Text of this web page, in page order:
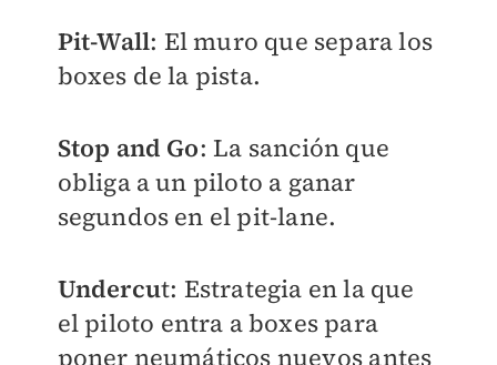
Pit-Wall: El muro que separa los
boxes de la pista.
Stop and Go: La sanción que
obliga a un piloto a ganar
segundos en el pit-lane.
Undercut: Estrategia en la que
el piloto entra a boxes para
poner neumáticos nuevos antes